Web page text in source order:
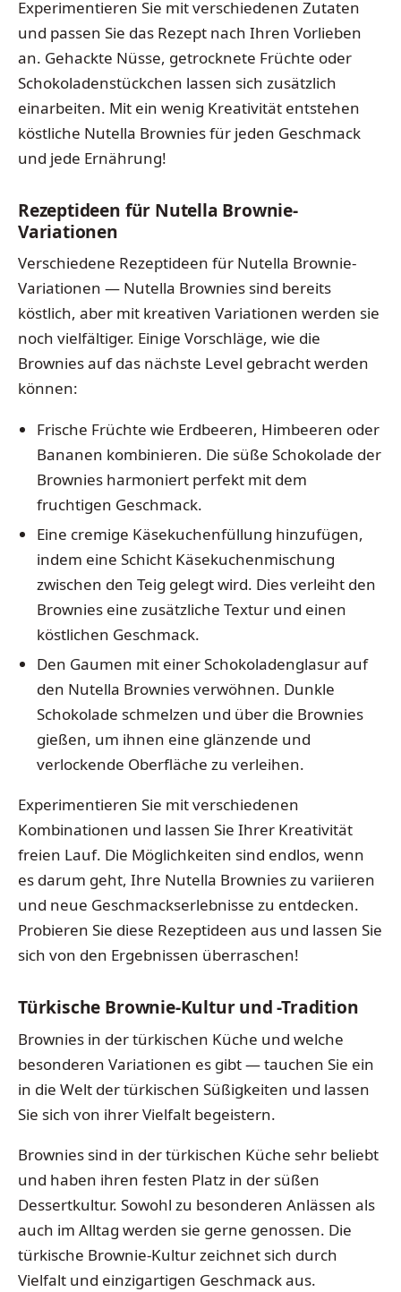
Experimentieren Sie mit verschiedenen Zutaten
und passen Sie das Rezept nach Ihren Vorlieben
an. Gehackte Nüsse, getrocknete Früchte oder
Schokoladenstückchen lassen sich zusätzlich
einarbeiten. Mit ein wenig Kreativität entstehen
köstliche Nutella Brownies für jeden Geschmack
und jede Ernährung!
Rezeptideen für Nutella Brownie-
Variationen
Verschiedene Rezeptideen für Nutella Brownie-
Variationen — Nutella Brownies sind bereits
köstlich, aber mit kreativen Variationen werden sie
noch vielfältiger. Einige Vorschläge, wie die
Brownies auf das nächste Level gebracht werden
können:
Frische Früchte wie Erdbeeren, Himbeeren oder
Bananen kombinieren. Die süße Schokolade der
Brownies harmoniert perfekt mit dem
fruchtigen Geschmack.
Eine cremige Käsekuchenfüllung hinzufügen,
indem eine Schicht Käsekuchenmischung
zwischen den Teig gelegt wird. Dies verleiht den
Brownies eine zusätzliche Textur und einen
köstlichen Geschmack.
Den Gaumen mit einer Schokoladenglasur auf
den Nutella Brownies verwöhnen. Dunkle
Schokolade schmelzen und über die Brownies
gießen, um ihnen eine glänzende und
verlockende Oberfläche zu verleihen.
Experimentieren Sie mit verschiedenen
Kombinationen und lassen Sie Ihrer Kreativität
freien Lauf. Die Möglichkeiten sind endlos, wenn
es darum geht, Ihre Nutella Brownies zu variieren
und neue Geschmackserlebnisse zu entdecken.
Probieren Sie diese Rezeptideen aus und lassen Sie
sich von den Ergebnissen überraschen!
Türkische Brownie-Kultur und -Tradition
Brownies in der türkischen Küche und welche
besonderen Variationen es gibt — tauchen Sie ein
in die Welt der türkischen Süßigkeiten und lassen
Sie sich von ihrer Vielfalt begeistern.
Brownies sind in der türkischen Küche sehr beliebt
und haben ihren festen Platz in der süßen
Dessertkultur. Sowohl zu besonderen Anlässen als
auch im Alltag werden sie gerne genossen. Die
türkische Brownie-Kultur zeichnet sich durch
Vielfalt und einzigartigen Geschmack aus.